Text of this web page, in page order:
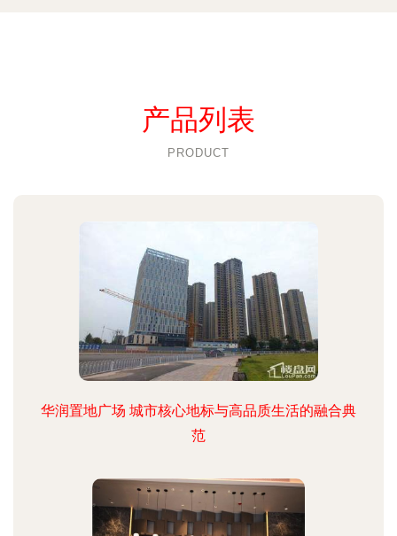
产品列表
PRODUCT
华润置地广场 城市核心地标与高品质生活的融合典
范